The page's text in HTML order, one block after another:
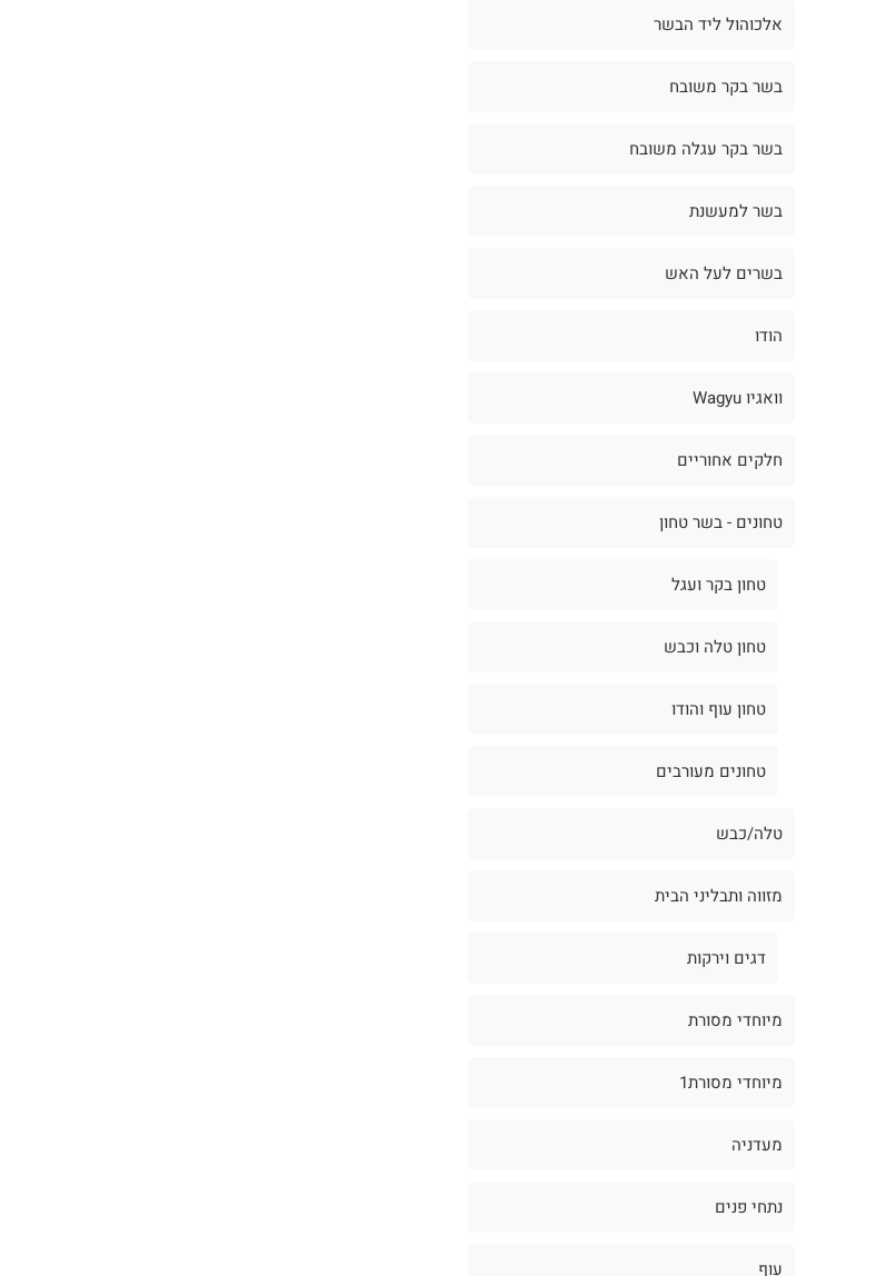
אלכוהול ליד הבשר
בשר בקר משובח
בשר בקר עגלה משובח
בשר למעשנת
בשרים לעל האש
הודו
וואגיו Wagyu
חלקים אחוריים
טחונים - בשר טחון
טחון בקר ועגל
טחון טלה וכבש
טחון עוף והודו
טחונים מעורבים
טלה/כבש
מזווה ותבליני הבית
דגים וירקות
מיוחדי מסורת
מיוחדי מסורת1
מעדניה
נתחי פנים
עוף